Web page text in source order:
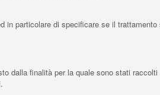
in particolare di specificare se il
dalla finalità per la quale sono stati raccolti